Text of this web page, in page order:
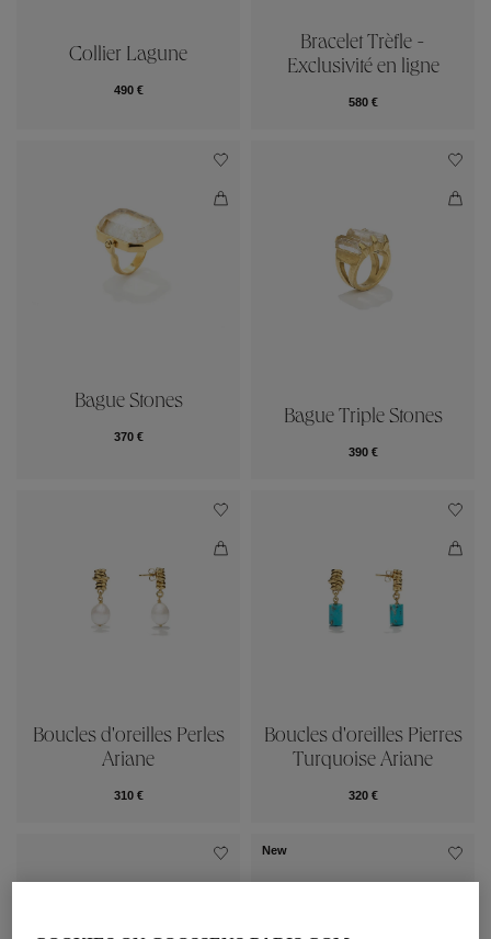
Collier Lagune
490 €
Bracelet Trèfle -
Exclusivité en ligne
580 €
Bague Stones
370 €
Bague Triple Stones
390 €
Boucles d'oreilles Perles
Ariane
310 €
Boucles d'oreilles Pierres
Turquoise Ariane
320 €
New